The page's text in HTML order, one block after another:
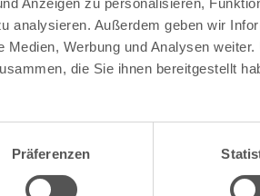
analysieren. Außerdem geben wir
Werbung und Analysen
die Sie ihnen bereitgestellt
Präferenzen
Naturpark Südeifel, PDF (315.24